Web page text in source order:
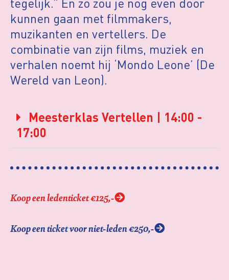
kunnen gaan met filmmakers,
muzikanten en vertellers. De
combinatie van zijn films, muziek en
verhalen noemt hij ‘Mondo Leone’ (De
Wereld van Leon).
Meesterklas Vertellen | 14:00 -
17:00
Koop een ledenticket €125,-
Koop een ticket voor niet-leden €250,-